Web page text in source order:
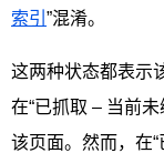
索引 ”混淆。
这两种状态都表示
在“已抓取 – 当前
该页面。然而，在